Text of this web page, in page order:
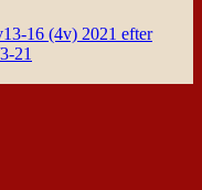
16 (4v) 2021 efter
21